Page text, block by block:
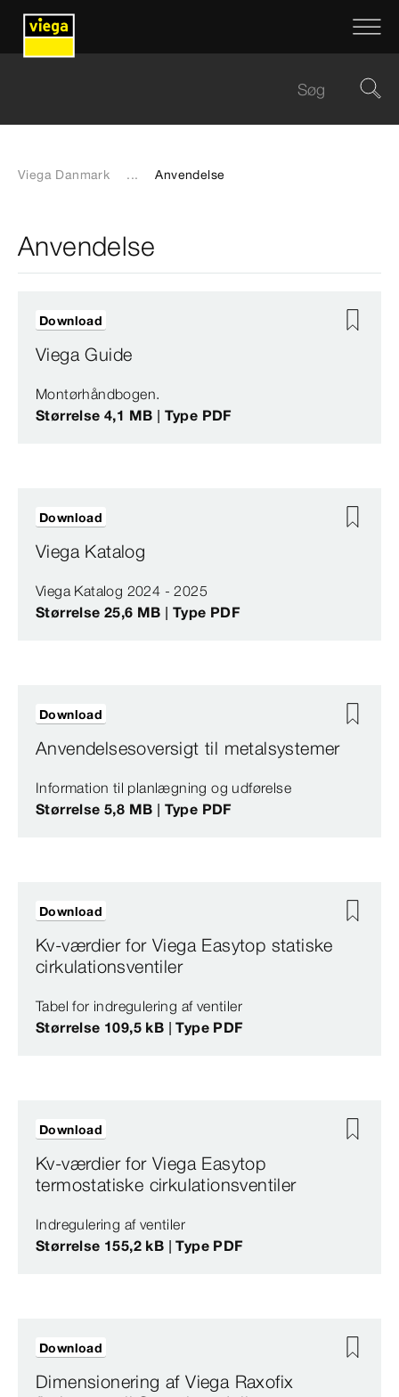
Viega Danmark ... Anvendelse
Anvendelse
Viega Guide
Montørhåndbogen.
Størrelse 4,1 MB | Type PDF
Download
Viega Katalog
Viega Katalog 2024 - 2025
Størrelse 25,6 MB | Type PDF
Download
Anvendelsesoversigt til metalsystemer
Information til planlægning og udførelse
Størrelse 5,8 MB | Type PDF
Download
Kv-værdier for Viega Easytop statiske
cirkulationsventiler
Tabel for indregulering af ventiler
Størrelse 109,5 kB | Type PDF
Download
Kv-værdier for Viega Easytop
termostatiske cirkulationsventiler
Indregulering af ventiler
Størrelse 155,2 kB | Type PDF
Download
Dimensionering af Viega Raxofix
Download